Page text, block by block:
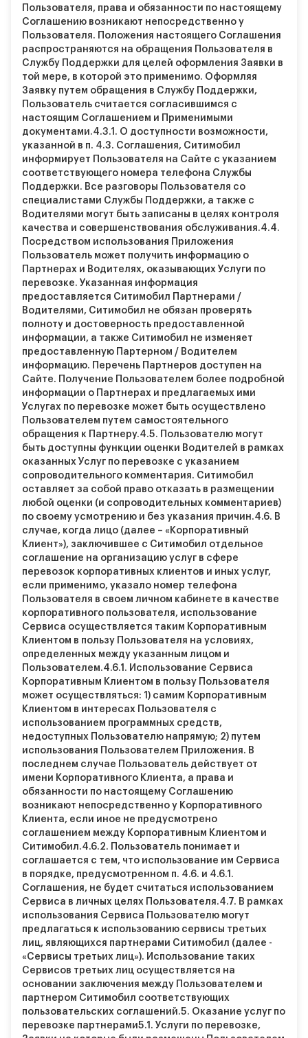
Пользователя, права и обязанности по настоящему
Соглашению возникают непосредственно у
Пользователя. Положения настоящего Соглашения
распространяются на обращения Пользователя в
Службу Поддержки для целей оформления Заявки в
той мере, в которой это применимо. Оформляя
Заявку путем обращения в Службу Поддержки,
Пользователь считается согласившимся с
настоящим Соглашением и Применимыми
документами.4.3.1. О доступности возможности,
указанной в п. 4.3. Соглашения, Ситимобил
информирует Пользователя на Сайте с указанием
соответствующего номера телефона Службы
Поддержки. Все разговоры Пользователя со
специалистами Службы Поддержки, а также с
Водителями могут быть записаны в целях контроля
качества и совершенствования обслуживания.4.4.
Посредством использования Приложения
Пользователь может получить информацию о
Партнерах и Водителях, оказывающих Услуги по
перевозке. Указанная информация
предоставляется Ситимобил Партнерами /
Водителями, Ситимобил не обязан проверять
полноту и достоверность предоставленной
информации, а также Ситимобил не изменяет
предоставленную Партерном / Водителем
информацию. Перечень Партнеров доступен на
Сайте. Получение Пользователем более подробной
информации о Партнерах и предлагаемых ими
Услугах по перевозке может быть осуществлено
Пользователем путем самостоятельного
обращения к Партнеру.4.5. Пользователю могут
быть доступны функции оценки Водителей в рамках
оказанных Услуг по перевозке с указанием
сопроводительного комментария. Ситимобил
оставляет за собой право отказать в размещении
любой оценки (и сопроводительных комментариев)
по своему усмотрению и без указания причин.4.6. В
случае, когда лицо (далее – «Корпоративный
Клиент»), заключившее с Ситимобил отдельное
соглашение на организацию услуг в сфере
перевозок корпоративных клиентов и иных услуг,
если применимо, указало номер телефона
Пользователя в своем личном кабинете в качестве
корпоративного пользователя, использование
Сервиса осуществляется таким Корпоративным
Клиентом в пользу Пользователя на условиях,
определенных между указанным лицом и
Пользователем.4.6.1. Использование Сервиса
Корпоративным Клиентом в пользу Пользователя
может осуществляться: 1) самим Корпоративным
Клиентом в интересах Пользователя с
использованием программных средств,
недоступных Пользователю напрямую; 2) путем
использования Пользователем Приложения. В
последнем случае Пользователь действует от
имени Корпоративного Клиента, а права и
обязанности по настоящему Соглашению
возникают непосредственно у Корпоративного
Клиента, если иное не предусмотрено
соглашением между Корпоративным Клиентом и
Ситимобил.4.6.2. Пользователь понимает и
соглашается с тем, что использование им Сервиса
в порядке, предусмотренном п. 4.6. и 4.6.1.
Соглашения, не будет считаться использованием
Сервиса в личных целях Пользователя.4.7. В рамках
использования Сервиса Пользователю могут
предлагаться к использованию сервисы третьих
лиц, являющихся партнерами Ситимобил (далее -
«Сервисы третьих лиц»). Использование таких
Сервисов третьих лиц осуществляется на
основании заключения между Пользователем и
партнером Ситимобил соответствующих
пользовательских соглашений.5. Оказание услуг по
перевозке партнерами5.1. Услуги по перевозке,